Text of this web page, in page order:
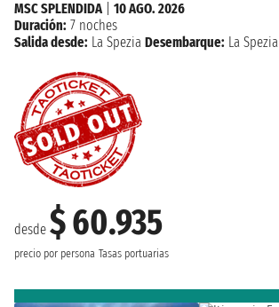
desde $ 60.935
precio por persona Tasas portuarias
MSC SPLENDIDA| 10 AGO. 2026
Duración: 7 noches
Salida desde: La Spezia Desembarque: La Spezia